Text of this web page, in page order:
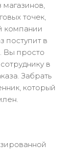
точек,
компании
поступит в
Вы просто
в
Забрать
который